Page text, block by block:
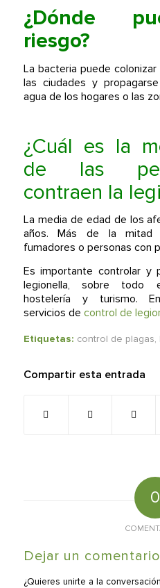
¿Dónde
riesgo?
La bacteria puede
las ciudades y
agua de los hogares o las
¿Cuál es la
de las
contraen la
La media de edad de los
años. Más de la mitad
fumadores o personas con
Es importante controlar y
legionella, sobre todo
hostelería y turismo.
servicios de control de
Etiquetas: control de plagas,
Compartir esta entrada
0
Dejar un comentario
¿Quieres unirte a la